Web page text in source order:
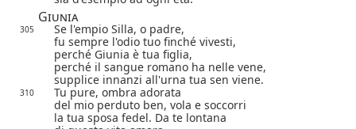
Giunia
305
Se l'empio Silla, o padre,
fu sempre l'odio tuo finché vivesti,
perché Giunia è tua figlia,
perché il sangue romano ha nelle vene,
supplice innanzi all'urna tua sen viene.
310
Tu pure, ombra adorata
del mio perduto ben, vola e soccorri
la tua sposa fedel. Da te lontana